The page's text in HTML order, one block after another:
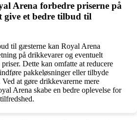
Arena forbedre priserne på
et bedre tilbud til
til gæsterne kan Royal Arena
på drikkevarer og eventuelt
Dette kan omfatte at reducere
pakkeløsninger eller tilbyde
at gøre drikkevarerne mere
Arena skabe en bedre oplevelse for